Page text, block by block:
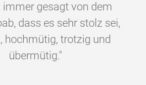
immer gesagt von dem
dass es sehr stolz sei,
hochmütig, trotzig und
übermütig."